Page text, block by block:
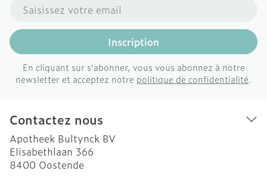
Inscription
En cliquant sur s'abonner, vous vous abonnez à notre
newsletter et acceptez notre politique de confidentialité.
Contactez nous
Apotheek Bultynck BV
Elisabethlaan 366
8400 Oostende